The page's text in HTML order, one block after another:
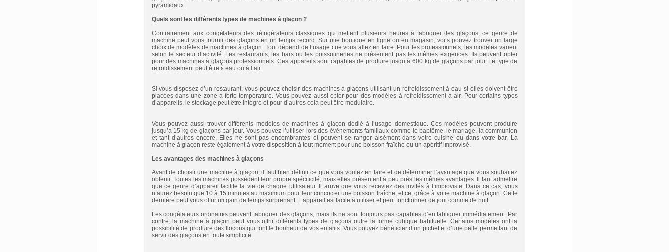
pyramidaux.
Quels sont les différents types de machines à glaçon ?
Contrairement aux congélateurs des réfrigérateurs classiques qui mettent plusieurs heures à fabriquer des glaçons, ce genre de
machine peut vous fournir des glaçons en un temps record. Sur une boutique en ligne ou en magasin, vous pouvez trouver un large
choix de modèles de machines à glaçon. Tout dépend de l’usage que vous allez en faire. Pour les professionnels, les modèles varient
selon le secteur d’activité. Les restaurants, les bars ou les poissonneries ne présentent pas les mêmes exigences. Ils peuvent opter
pour des machines à glaçons professionnels. Ces appareils sont capables de produire jusqu’à 600 kg de glaçons par jour. Le type de
refroidissement peut être à eau ou à l’air.
Si vous disposez d’un restaurant, vous pouvez choisir des machines à glaçons utilisant un refroidissement à eau si elles doivent être
placées dans une zone à forte température. Vous pouvez aussi opter pour des modèles à refroidissement à air. Pour certains types
d’appareils, le stockage peut être intégré et pour d’autres cela peut être modulaire.
Vous pouvez aussi trouver différents modèles de machines à glaçon dédié à l’usage domestique. Ces modèles peuvent produire
jusqu’à 15 kg de glaçons par jour. Vous pouvez l’utiliser lors des événements familiaux comme le baptême, le mariage, la communion
et tant d’autres encore. Elles ne sont pas encombrantes et peuvent se ranger aisément dans votre cuisine ou dans votre bar. La
machine à glaçon reste également à votre disposition à tout moment pour une boisson fraîche ou un apéritif improvisé.
Les avantages des machines à glaçons
Avant de choisir une machine à glaçon, il faut bien définir ce que vous voulez en faire et de déterminer l’avantage que vous souhaitez
obtenir. Toutes les machines possèdent leur propre spécificité, mais elles présentent à peu près les mêmes avantages. Il faut admettre
que ce genre d’appareil facilite la vie de chaque utilisateur. Il arrive que vous receviez des invités à l’improviste. Dans ce cas, vous
n’aurez besoin que 10 à 15 minutes au maximum pour leur concocter une boisson fraîche, et ce, grâce à votre machine à glaçon. Cette
dernière peut vous offrir un gain de temps surprenant. L’appareil est facile à utiliser et peut fonctionner de jour comme de nuit.
Les congélateurs ordinaires peuvent fabriquer des glaçons, mais ils ne sont toujours pas capables d’en fabriquer immédiatement. Par
contre, la machine à glaçon peut vous offrir différents types de glaçons outre la forme cubique habituelle. Certains modèles ont la
possibilité de produire des flocons qui font le bonheur de vos enfants. Vous pouvez bénéficier d’un pichet et d’une pelle permettant de
servir des glaçons en toute simplicité.